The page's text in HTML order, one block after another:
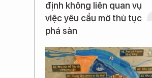
định không liên quan vụ
việc yêu cầu mở thủ tục
phá sản